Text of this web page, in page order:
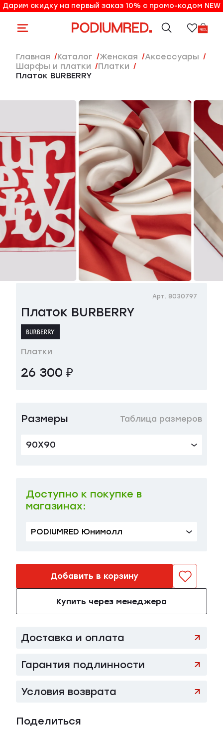
10% на первый заказ по промо-коду NEW
Дарим скидку на первый заказ 10% с промо-кодом NEW
Главная Каталог женская
Аксессуары
Шарфы и платки
Платки
Платок BURBERRY
Платок BURBERRY
Арт. 8030797
Платки
26 300 ₽
Размеры Таблица размеров
90X90
Доступно к покупке в
магазинах:
PODIUMRED Юнимолл
Добавить в корзину
Купить через менеджера
Доставка и оплата
Гарантия подлинности
Условия возврата
Поделиться